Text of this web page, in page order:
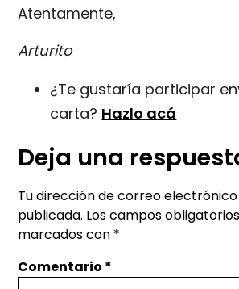
Atentamente,
Arturito
¿Te gustaría participar
carta? Hazlo acá
Deja una
Tu dirección de correo
publicada. Los campos
marcados con *
Comentario *